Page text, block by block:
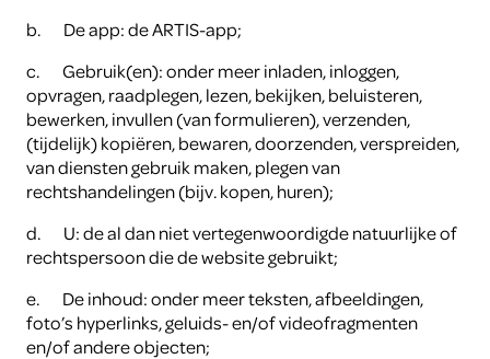
b. De app: de ARTIS-app;
c. Gebruik(en): onder meer inladen, inloggen,
opvragen, raadplegen, lezen, bekijken, beluisteren,
bewerken, invullen (van formulieren), verzenden,
(tijdelijk) kopiëren, bewaren, doorzenden, verspreiden,
van diensten gebruik maken, plegen van
rechtshandelingen (bijv. kopen, huren);
d. U: de al dan niet vertegenwoordigde natuurlijke of
rechtspersoon die de website gebruikt;
e. De inhoud: onder meer teksten, afbeeldingen,
foto’s hyperlinks, geluids- en/of videofragmenten
en/of andere objecten;